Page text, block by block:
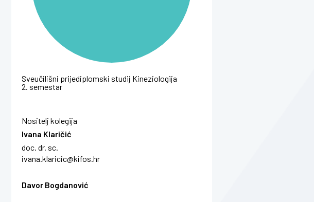
Sveučilišni prijediplomski studij Kineziologija
2. semestar
Nositelj kolegija
Ivana Klaričić
doc. dr. sc.
ivana.klaricic@kifos.hr
Davor Bogdanović